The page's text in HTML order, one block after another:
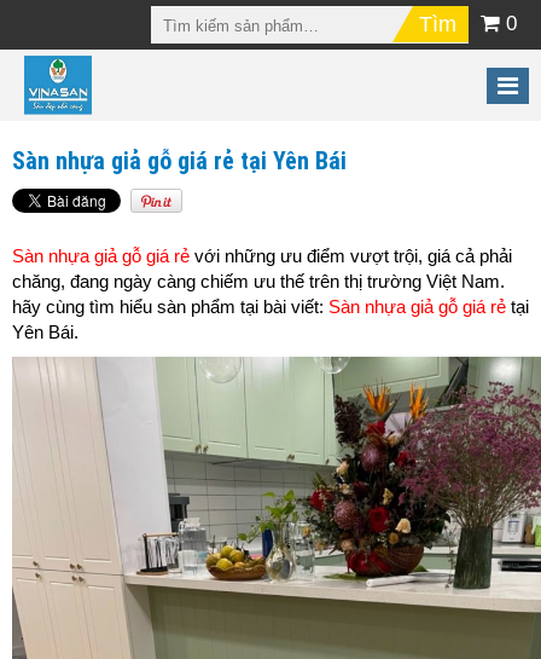
0
Sàn nhựa giả gỗ giá rẻ tại Yên Bái
Sàn nhựa giả gỗ giá rẻ với những ưu điểm vượt trội, giá cả phải
chăng, đang ngày càng chiếm ưu thế trên thị trường Việt Nam.
hãy cùng tìm hiểu sàn phẩm tại bài viết: Sàn nhựa giả gỗ giá rẻ tại
Yên Bái.